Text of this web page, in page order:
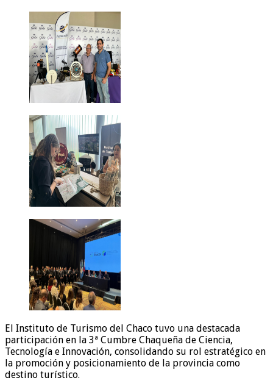
El Instituto de Turismo del Chaco tuvo una destacada
participación en la 3ª Cumbre Chaqueña de Ciencia,
Tecnología e Innovación, consolidando su rol estratégico en
la promoción y posicionamiento de la provincia como
destino turístico.